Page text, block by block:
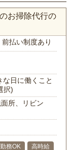
お掃除代行の
払い制度あり
日に働くこと
択)
所、リビン
務OK 高時給